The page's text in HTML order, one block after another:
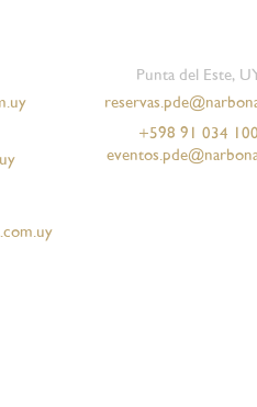
Punta del Este,
+598 91 034 100